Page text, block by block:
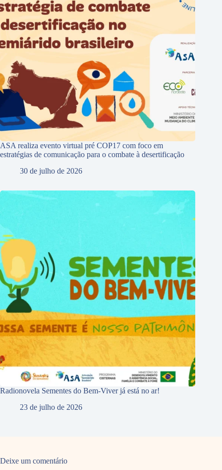
ASA realiza evento virtual pré COP17 com foco em
estratégias de comunicação para o combate à desertificação
30 de julho de 2026
Radionovela Sementes do Bem-Viver já está no ar!
23 de julho de 2026
Deixe um comentário